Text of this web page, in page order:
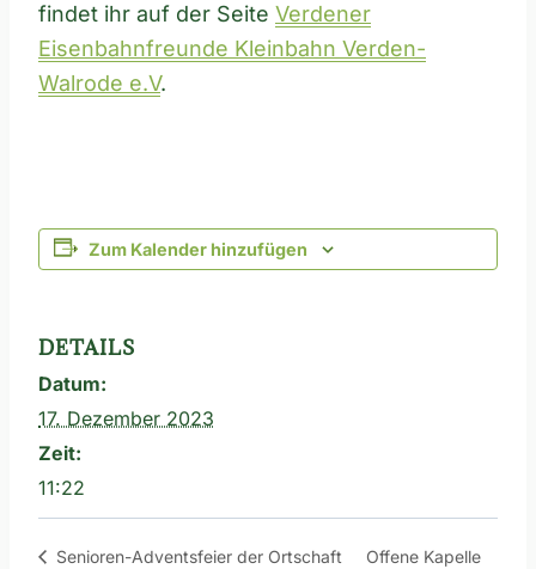
findet ihr auf der Seite Verdener
Eisenbahnfreunde Kleinbahn Verden-
Walrode e.V.
Zum Kalender hinzufügen
DETAILS
Datum:
17. Dezember 2023
Zeit:
11:22
Senioren-Adventsfeier der Ortschaft Offene Kapelle